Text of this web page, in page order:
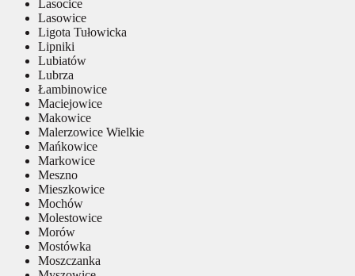
Lasocice
Lasowice
Ligota Tułowicka
Lipniki
Lubiatów
Lubrza
Łambinowice
Maciejowice
Makowice
Malerzowice Wielkie
Mańkowice
Markowice
Meszno
Mieszkowice
Mochów
Molestowice
Morów
Mostówka
Moszczanka